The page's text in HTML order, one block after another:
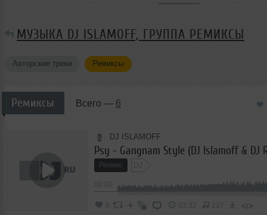
МУЗЫКА DJ ISLAMOFF, ГРУППА РЕМИКСЫ
Авторские треки Ремиксы
Ремиксы Всего — 6
DJ ISLAMOFF
Ремикс DJ
9 03:32 237 </>